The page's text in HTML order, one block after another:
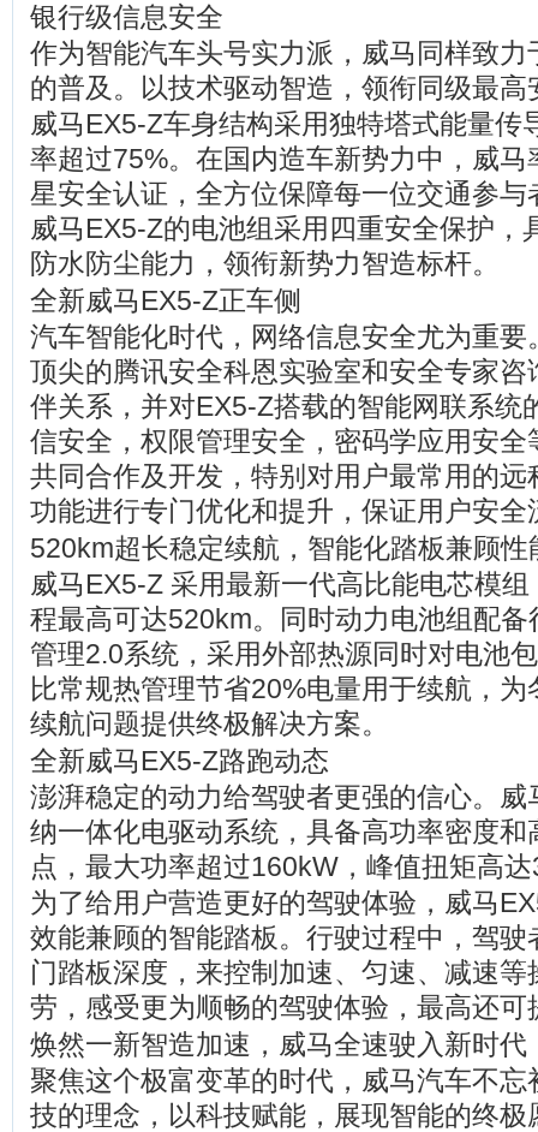
银行级信息安全
作为智能汽车头号实力派，威马同样致力
的普及。以技术驱动智造，领衔同级最高
威马EX5-Z车身结构采用独特塔式能量传
率超过75%。在国内造车新势力中，威
星安全认证，全方位保障每一位交通参与
威马EX5-Z的电池组采用四重安全保护，
防水防尘能力，领衔新势力智造标杆。
全新威马EX5-Z正车侧
汽车智能化时代，网络信息安全尤为重要
顶尖的腾讯安全科恩实验室和安全专家咨
伴关系，并对EX5-Z搭载的智能网联系统
信安全，权限管理安全，密码学应用安
共同合作及开发，特别对用户最常用的远
功能进行专门优化和提升，保证用户安全
520km超长稳定续航，智能化踏板兼顾性
威马EX5-Z 采用最新一代高比能电芯模
程最高可达520km。同时动力电池组配
管理2.0系统，采用外部热源同时对电池
比常规热管理节省20%电量用于续航，
续航问题提供终极解决方案。
全新威马EX5-Z路跑动态
澎湃稳定的动力给驾驶者更强的信心。
纳一体化电驱动系统，具备高功率密度和
点，最大功率超过160kW，峰值扭矩高达
为了给用户营造更好的驾驶体验，威马
效能兼顾的智能踏板。行驶过程中，驾驶
门踏板深度，来控制加速、匀速、减速
劳，感受更为顺畅的驾驶体验，最高还可
焕然一新智造加速，威马全速驶入新时代
聚焦这个极富变革的时代，威马汽车不
技的理念，以科技赋能，展现智能的终极